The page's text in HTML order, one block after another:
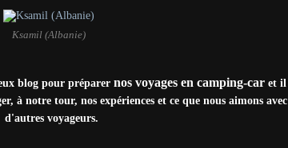
Ksamil (Albanie)
blog pour préparer nos voyages en camping-caret il
à notre tour, nos expériences et ce que nous aimons avec
d'autres voyageurs.